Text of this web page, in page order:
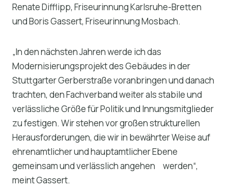
Renate Difflipp, Friseurinnung Karlsruhe-Bretten
und Boris Gassert, Friseurinnung Mosbach.
„In den nächsten Jahren werde ich das
Modernisierungsprojekt des Gebäudes in der
Stuttgarter Gerberstraße voranbringen und danach
trachten, den Fachverband weiter als stabile und
verlässliche Größe für Politik und Innungsmitglieder
zu festigen. Wir stehen vor großen strukturellen
Herausforderungen, die wir in bewährter Weise auf
ehrenamtlicher und hauptamtlicher Ebene
gemeinsam und verlässlich angehen werden“,
meint Gassert.